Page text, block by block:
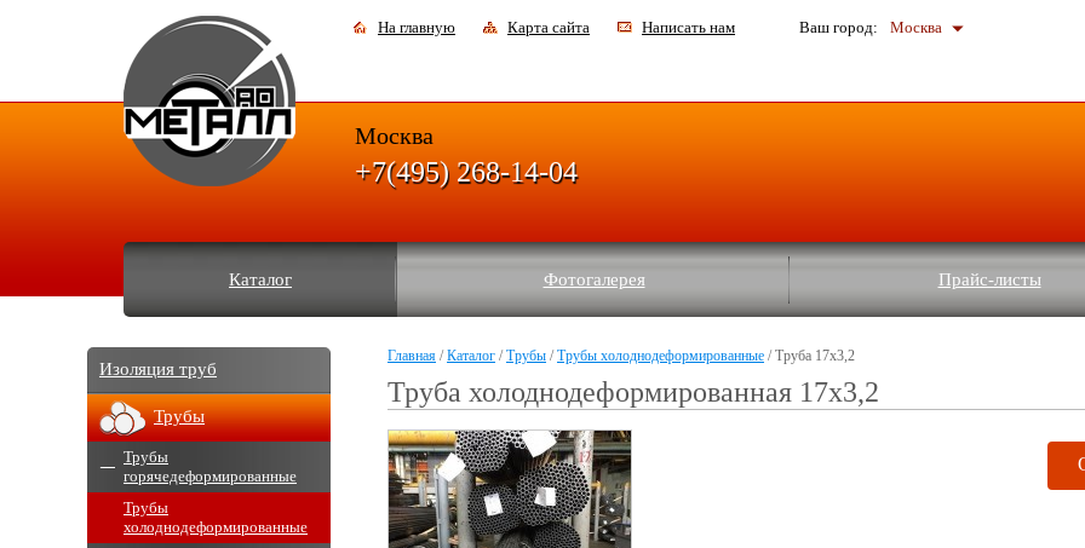
На главную Карта сайта Написать нам Ваш город: Москва
Каталог Фотогалерея Прайс-листы
Москва
+7(495) 268-14-04
Главная /Каталог /Трубы /Трубы холоднодеформированные / Труба 17х3,2
Труба холоднодеформированная 17х3,2
Изоляция труб
Трубы
Трубы
горячедеформированные
Трубы
холоднодеформированные